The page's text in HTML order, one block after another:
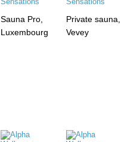
Sauna Pro,
Luxembourg
Private sauna,
Vevey